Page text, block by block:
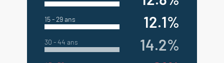
15 - 29 ans 12.1%
30 - 44 ans 14.2%